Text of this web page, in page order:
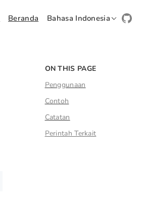
Beranda Bahasa Indonesia
ON THIS PAGE
Penggunaan
Contoh
Catatan
Perintah Terkait